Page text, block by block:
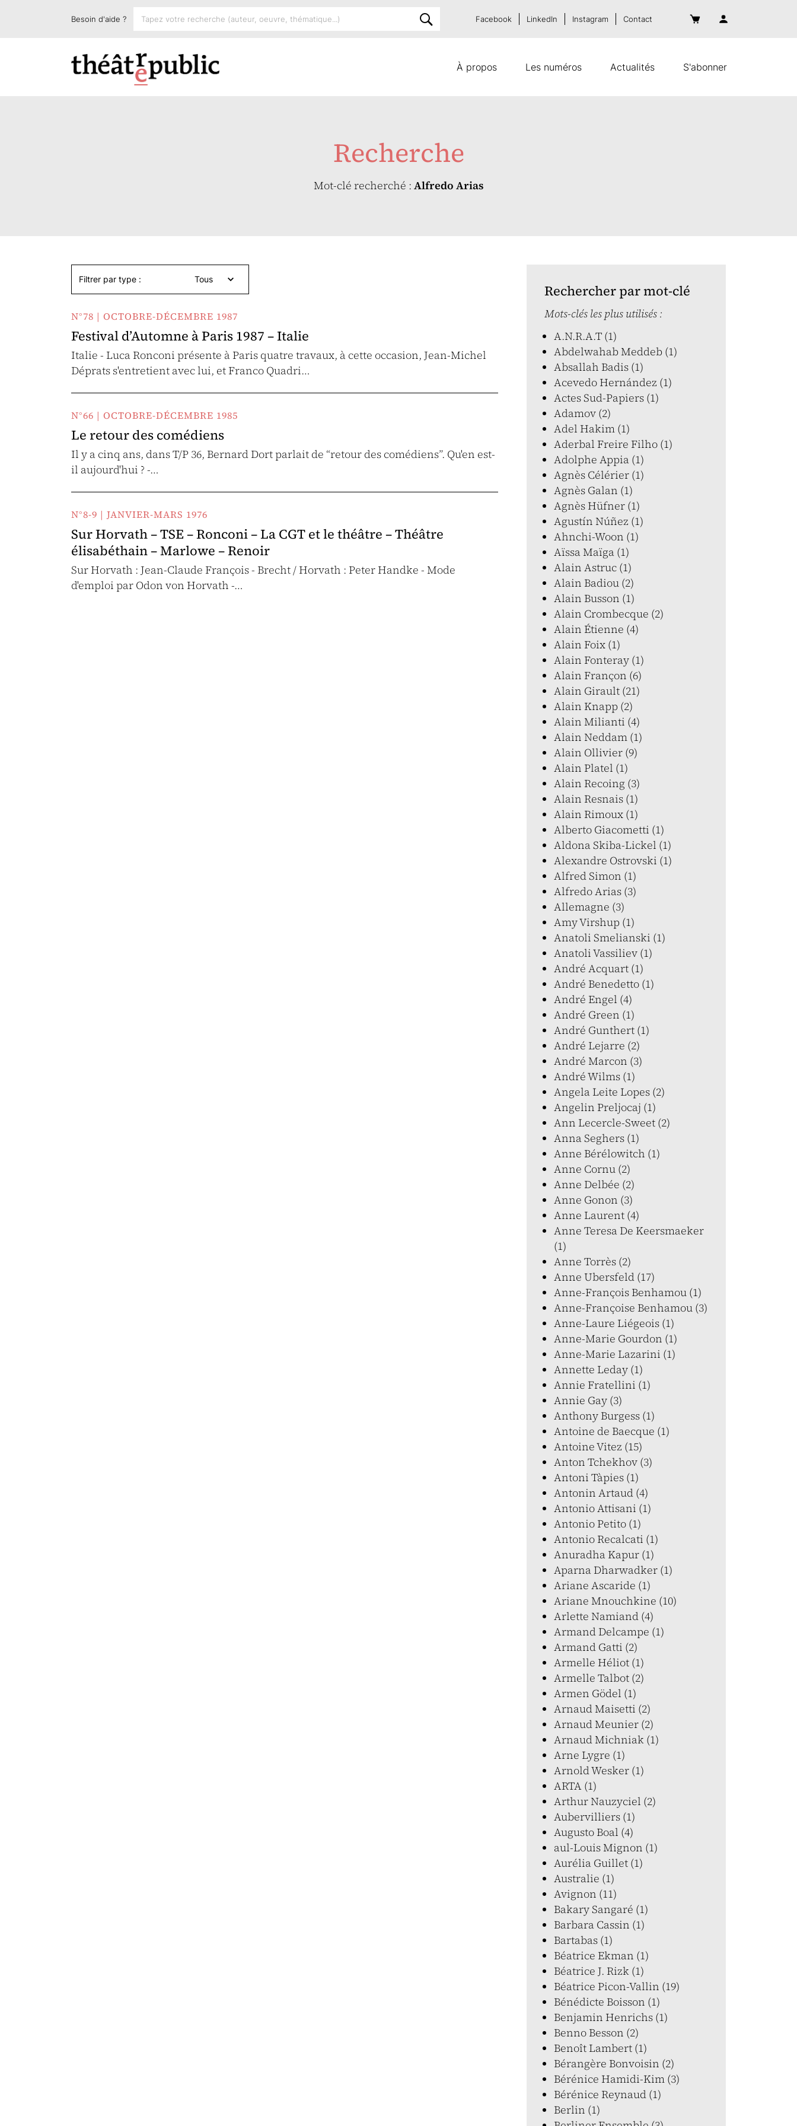
À propos Les numéros Actualités S'abonner
Besoin d'aide ? Facebook LinkedIn Instagram Contact
Recherche
Mot-clé recherché : Alfredo Arias
Filtrer par type : Tous
N°78 | OCTOBRE-DÉCEMBRE 1987
Festival d’Automne à Paris 1987 – Italie
Italie - Luca Ronconi présente à Paris quatre travaux, à cette occasion, Jean-Michel
Déprats s'entretient avec lui, et Franco Quadri…
N°66 | OCTOBRE-DÉCEMBRE 1985
Le retour des comédiens
Il y a cinq ans, dans T/P 36, Bernard Dort parlait de “retour des comédiens”. Qu'en est-
il aujourd'hui ? -…
N°8-9 | JANVIER-MARS 1976
Sur Horvath – TSE – Ronconi – La CGT et le théâtre – Théâtre
élisabéthain – Marlowe – Renoir
Sur Horvath : Jean-Claude François - Brecht / Horvath : Peter Handke - Mode
d'emploi par Odon von Horvath -…
Rechercher par mot-clé
Mots-clés les plus utilisés :
A.N.R.A.T (1)
Abdelwahab Meddeb (1)
Absallah Badis (1)
Acevedo Hernández (1)
Actes Sud-Papiers (1)
Adamov (2)
Adel Hakim (1)
Aderbal Freire Filho (1)
Adolphe Appia (1)
Agnès Célérier (1)
Agnès Galan (1)
Agnès Hüfner (1)
Agustín Núñez (1)
Ahnchi-Woon (1)
Aïssa Maïga (1)
Alain Astruc (1)
Alain Badiou (2)
Alain Busson (1)
Alain Crombecque (2)
Alain Étienne (4)
Alain Foix (1)
Alain Fonteray (1)
Alain Françon (6)
Alain Girault (21)
Alain Knapp (2)
Alain Milianti (4)
Alain Neddam (1)
Alain Ollivier (9)
Alain Platel (1)
Alain Recoing (3)
Alain Resnais (1)
Alain Rimoux (1)
Alberto Giacometti (1)
Aldona Skiba-Lickel (1)
Alexandre Ostrovski (1)
Alfred Simon (1)
Alfredo Arias (3)
Allemagne (3)
Amy Virshup (1)
Anatoli Smelianski (1)
Anatoli Vassiliev (1)
André Acquart (1)
André Benedetto (1)
André Engel (4)
André Green (1)
André Gunthert (1)
André Lejarre (2)
André Marcon (3)
André Wilms (1)
Angela Leite Lopes (2)
Angelin Preljocaj (1)
Ann Lecercle-Sweet (2)
Anna Seghers (1)
Anne Bérélowitch (1)
Anne Cornu (2)
Anne Delbée (2)
Anne Gonon (3)
Anne Laurent (4)
Anne Teresa De Keersmaeker
(1)
Anne Torrès (2)
Anne Ubersfeld (17)
Anne-François Benhamou (1)
Anne-Françoise Benhamou (3)
Anne-Laure Liégeois (1)
Anne-Marie Gourdon (1)
Anne-Marie Lazarini (1)
Annette Leday (1)
Annie Fratellini (1)
Annie Gay (3)
Anthony Burgess (1)
Antoine de Baecque (1)
Antoine Vitez (15)
Anton Tchekhov (3)
Antoni Tàpies (1)
Antonin Artaud (4)
Antonio Attisani (1)
Antonio Petito (1)
Antonio Recalcati (1)
Anuradha Kapur (1)
Aparna Dharwadker (1)
Ariane Ascaride (1)
Ariane Mnouchkine (10)
Arlette Namiand (4)
Armand Delcampe (1)
Armand Gatti (2)
Armelle Héliot (1)
Armelle Talbot (2)
Armen Gödel (1)
Arnaud Maisetti (2)
Arnaud Meunier (2)
Arnaud Michniak (1)
Arne Lygre (1)
Arnold Wesker (1)
ARTA (1)
Arthur Nauzyciel (2)
Aubervilliers (1)
Augusto Boal (4)
aul-Louis Mignon (1)
Aurélia Guillet (1)
Australie (1)
Avignon (11)
Bakary Sangaré (1)
Barbara Cassin (1)
Bartabas (1)
Béatrice Ekman (1)
Béatrice J. Rizk (1)
Béatrice Picon-Vallin (19)
Bénédicte Boisson (1)
Benjamin Henrichs (1)
Benno Besson (2)
Benoît Lambert (1)
Bérangère Bonvoisin (2)
Bérénice Hamidi-Kim (3)
Bérénice Reynaud (1)
Berlin (1)